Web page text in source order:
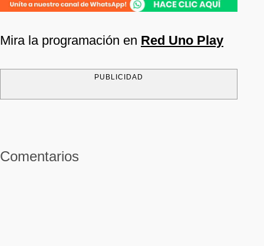
Mira la programación en Red Uno Play
PUBLICIDAD
Comentarios